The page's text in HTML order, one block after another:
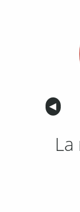
Anterior
◀︎